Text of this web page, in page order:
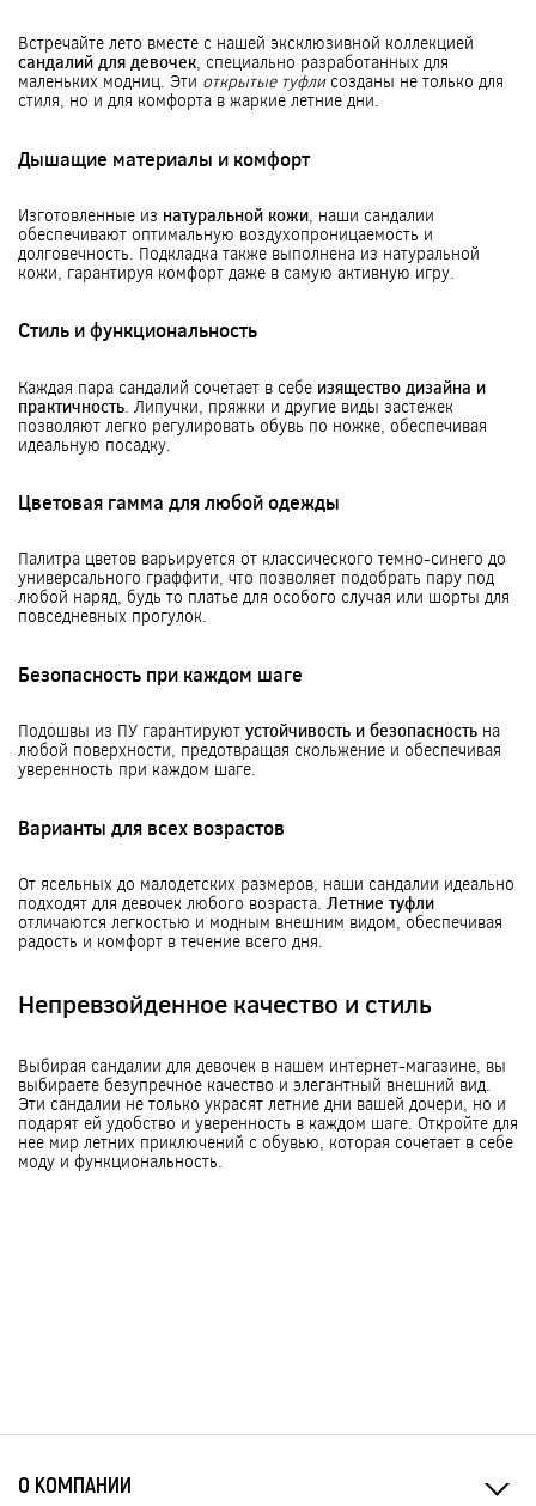
Встречайте лето вместе с нашей эксклюзивной коллекцией
сандалий для девочек, специально разработанных для
маленьких модниц. Эти открытые туфлисозданы не только для
стиля, но и для комфорта в жаркие летние дни.
Дышащие материалы и комфорт
Изготовленные из натуральной кожи, наши сандалии
обеспечивают оптимальную воздухопроницаемость и
долговечность. Подкладка также выполнена из натуральной
кожи, гарантируя комфорт даже в самую активную игру.
Стиль и функциональность
Каждая пара сандалий сочетает в себе изящество дизайна и
практичность . Липучки, пряжки и другие виды застежек
позволяют легко регулировать обувь по ножке, обеспечивая
идеальную посадку.
Цветовая гамма для любой одежды
Палитра цветов варьируется от классического темно-синего до
универсального граффити, что позволяет подобрать пару под
любой наряд, будь то платье для особого случая или шорты для
повседневных прогулок.
Безопасность при каждом шаге
Подошвы из ПУ гарантируют устойчивость и безопасность на
любой поверхности, предотвращая скольжение и обеспечивая
уверенность при каждом шаге.
Варианты для всех возрастов
От ясельных до малодетских размеров, наши сандалии идеально
подходят для девочек любого возраста. Летние туфли
отличаются легкостью и модным внешним видом, обеспечивая
радость и комфорт в течение всего дня.
Непревзойденное качество и стиль
Выбирая сандалии для девочек в нашем интернет-магазине, вы
выбираете безупречное качество и элегантный внешний вид.
Эти сандалии не только украсят летние дни вашей дочери, но и
подарят ей удобство и уверенность в каждом шаге. Откройте для
нее мир летних приключений с обувью, которая сочетает в себе
моду и функциональность.
О КОМПАНИИ